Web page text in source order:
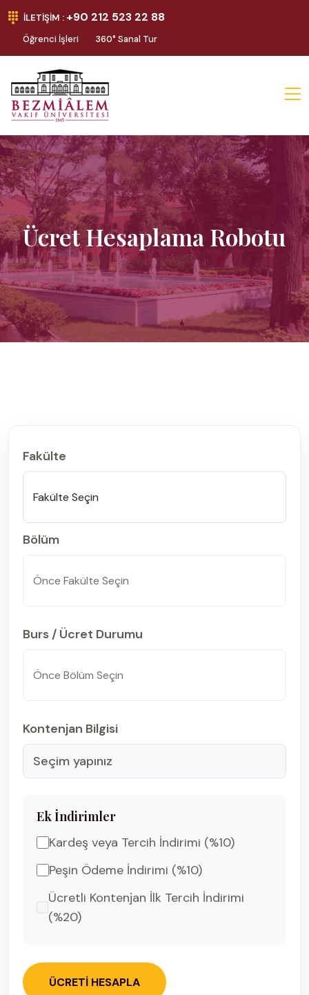
İLETIŞIM : +90 212 523 22 88
Öğrenci İşleri 360° Sanal Tur
Ücret Hesaplama Robotu
Fakülte
Bölüm
Burs / Ücret Durumu
Kontenjan Bilgisi
Seçim yapınız
Ek İndirimler
Kardeş veya Tercih İndirimi (%10)
Peşin Ödeme İndirimi (%10)
Ücretli Kontenjan İlk Tercih İndirimi
(%20)
ÜCRETI HESAPLA